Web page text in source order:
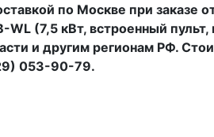
по Москве при заказе
WL (7,5 кВт, встроенный пульт,
и другим регионам РФ.
053-90-79.